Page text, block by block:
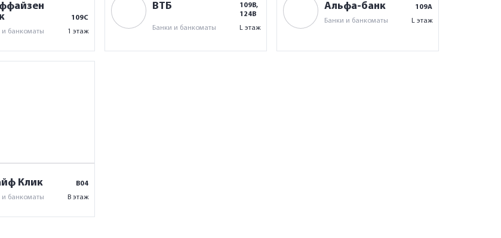
109С
и банкоматы
1 этаж
ВТБ
109В,
124В
Банки и банкоматы
L этаж
Альфа-банк
109А
Банки и банкоматы
L этаж
Клик
B04
и банкоматы
B этаж